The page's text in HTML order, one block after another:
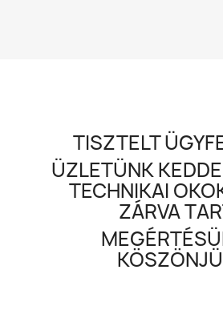
TISZTELT
ÜZLETÜNK
TECHNIKAI
ZÁRVA